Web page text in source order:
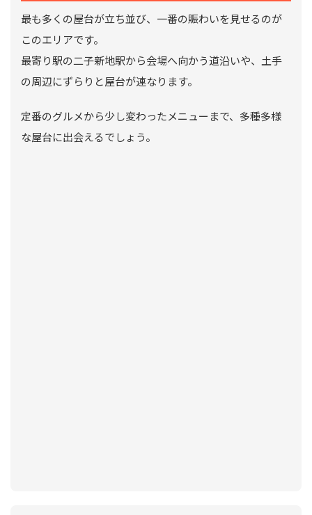
最も多くの屋台が立ち並び、一番の賑わいを見せるのが
このエリアです。
最寄り駅の二子新地駅から会場へ向かう道沿いや、土手
の周辺にずらりと屋台が連なります。
定番のグルメから少し変わったメニューまで、多種多様
な屋台に出会えるでしょう。